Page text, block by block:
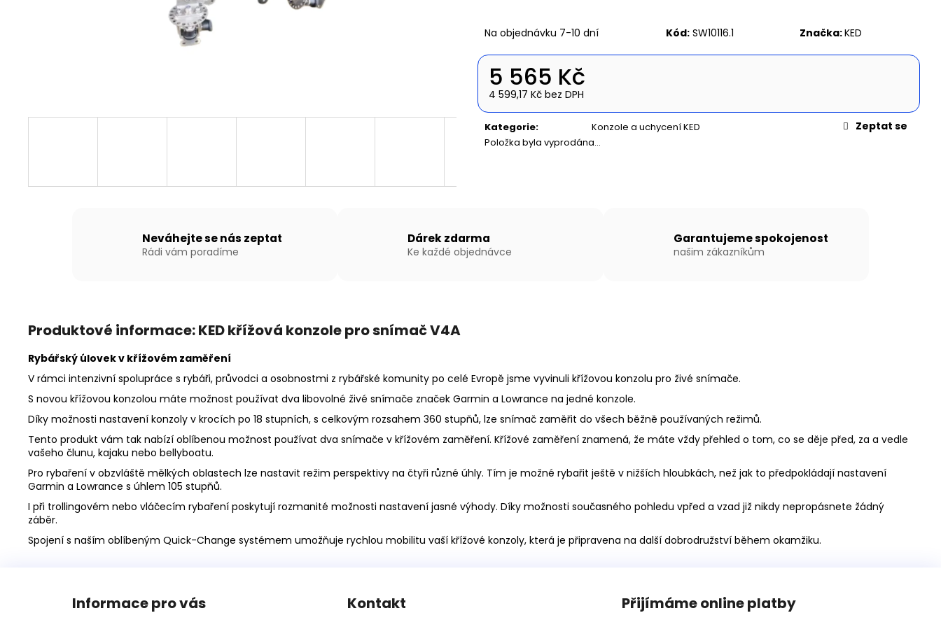
Na objednávku 7-10 dní Kód: SW10116.1 Značka:KED
5 565 Kč
4 599,17 Kč bez DPH
Kategorie:
Konzole a uchycení KED
Položka byla vyprodána…
Zeptat se
Neváhejte se nás zeptat
Rádi vám poradíme
Dárek zdarma
Ke každé objednávce
Garantujeme spokojenost
našim zákazníkům
Produktové informace: KED křížová konzole pro snímač V4A
Rybářský úlovek v křížovém zaměření
V rámci intenzivní spolupráce s rybáři, průvodci a osobnostmi z rybářské komunity po celé Evropě jsme vyvinuli křížovou konzolu pro živé snímače.
S novou křížovou konzolou máte možnost používat dva libovolné živé snímače značek Garmin a Lowrance na jedné konzole.
Díky možnosti nastavení konzoly v krocích po 18 stupních, s celkovým rozsahem 360 stupňů, lze snímač zaměřit do všech běžně používaných režimů.
Tento produkt vám tak nabízí oblíbenou možnost používat dva snímače v křížovém zaměření. Křížové zaměření znamená, že máte vždy přehled o tom, co se děje před, za a vedle
vašeho člunu, kajaku nebo bellyboatu.
Pro rybaření v obzvláště mělkých oblastech lze nastavit režim perspektivy na čtyři různé úhly. Tím je možné rybařit ještě v nižších hloubkách, než jak to předpokládají nastavení
Garmin a Lowrance s úhlem 105 stupňů.
I při trollingovém nebo vláčecím rybaření poskytují rozmanité možnosti nastavení jasné výhody. Díky možnosti současného pohledu vpřed a vzad již nikdy nepropásnete žádný
záběr.
Spojení s naším oblíbeným Quick-Change systémem umožňuje rychlou mobilitu vaší křížové konzoly, která je připravena na další dobrodružství během okamžiku.
NAFUKOVACÍ ČLUN WILLIS BOATS RY-
BD330 V ZELENÉ BARVĚ SE SKLÁDACÍ
DŘEVĚNOU PODLAHOU
NAFUKOVACÍ ČLUN WILLIS BOATS RY-
SKLÁDACÍ HLINÍKOVOU PODLAHOU
Informace pro vás Kontakt Přijímáme online platby